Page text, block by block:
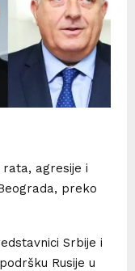
agresije i
preko
Srbije i
Rusije u